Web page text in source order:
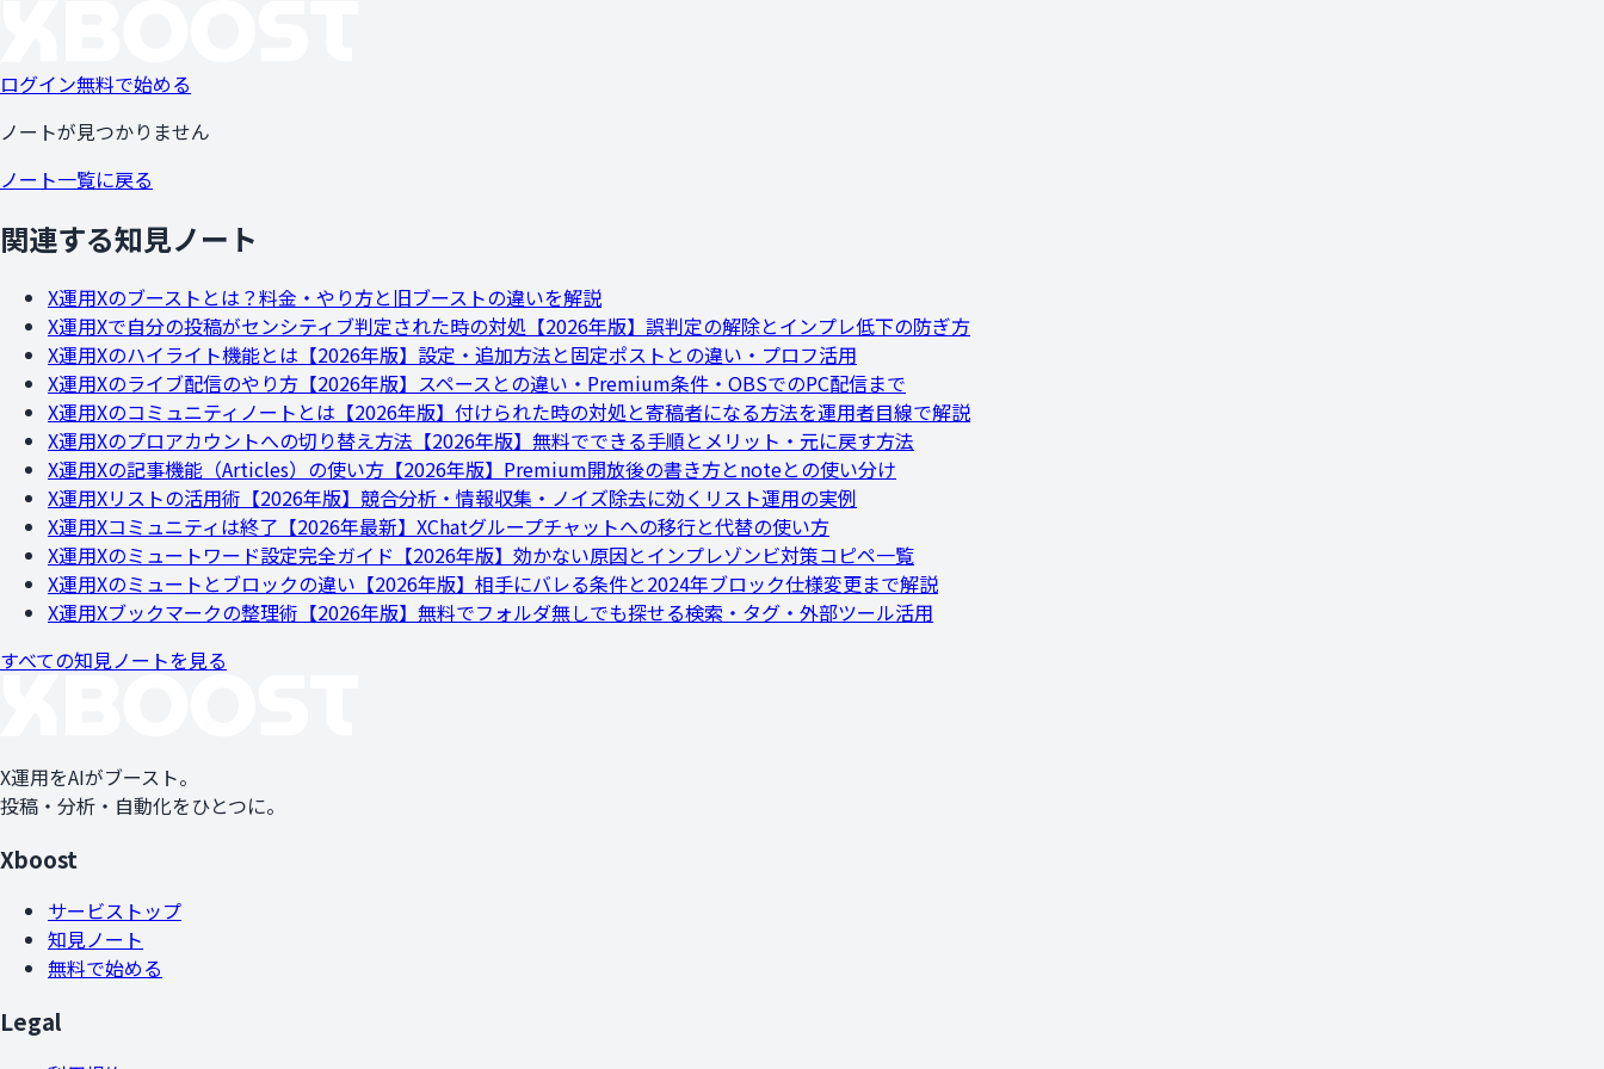
ログイン無料で始める
ノートが見つかりません
ノート一覧に戻る
関連する知見ノート
X運用Xのブーストとは？料金・やり方と旧ブーストの違いを解説
X運用Xで自分の投稿がセンシティブ判定された時の対処【2026年版】誤判定の解除とインプレ低下の防ぎ方
X運用Xのハイライト機能とは【2026年版】設定・追加方法と固定ポストとの違い・プロフ活用
X運用Xのライブ配信のやり方【2026年版】スペースとの違い・Premium条件・OBSでのPC配信まで
X運用Xのコミュニティノートとは【2026年版】付けられた時の対処と寄稿者になる方法を運用者目線で解説
X運用Xのプロアカウントへの切り替え方法【2026年版】無料でできる手順とメリット・元に戻す方法
X運用Xの記事機能（Articles）の使い方【2026年版】Premium開放後の書き方とnoteとの使い分け
X運用Xリストの活用術【2026年版】競合分析・情報収集・ノイズ除去に効くリスト運用の実例
X運用Xコミュニティは終了【2026年最新】XChatグループチャットへの移行と代替の使い方
X運用Xのミュートワード設定完全ガイド【2026年版】効かない原因とインプレゾンビ対策コピペ一覧
X運用Xのミュートとブロックの違い【2026年版】相手にバレる条件と2024年ブロック仕様変更まで解説
X運用Xブックマークの整理術【2026年版】無料でフォルダ無しでも探せる検索・タグ・外部ツール活用
すべての知見ノートを見る
X運用をAIがブースト。
投稿・分析・自動化をひとつに。
Xboost
サービストップ
知見ノート
無料で始める
Legal